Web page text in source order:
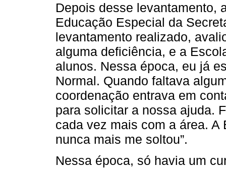
Depois desse levantamento,
Educação Especial da
levantamento realizado,
alguma deficiência, e a
alunos. Nessa época, eu já
Normal. Quando faltava
coordenação entrava em
para solicitar a nossa ajuda.
cada vez mais com a área. A
nunca mais me soltou”.
Nessa época, só havia um